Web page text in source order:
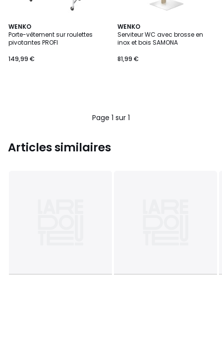
WENKO
Porte-vêtement sur roulettes
pivotantes PROFI
149,99 €
WENKO
Serviteur WC avec brosse en
inox et bois SAMONA
81,99 €
Page 1 sur 1
Articles similaires